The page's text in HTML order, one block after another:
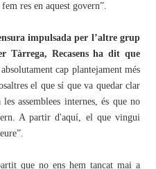
res en aquest govern”.
impulsada per l’altre grup
Tàrrega, Recasens ha dit que
cap plantejament més
el que sí que va quedar clar
assemblees internes, és que no
A partir d'aquí, el que vingui
que no ens hem tancat mai a